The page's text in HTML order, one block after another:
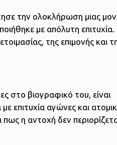
την ολοκλήρωση μιας
με απόλυτη
της επιμονής και
στο βιογραφικό του, είναι
επιτυχία αγώνες και
η αντοχή δεν